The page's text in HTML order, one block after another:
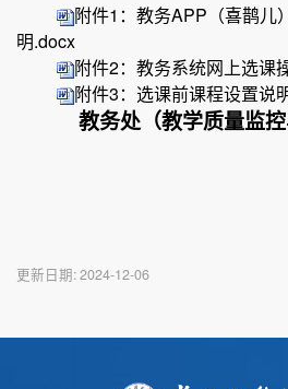
附件1：教务APP（喜鹊儿
明.docx
附件2：教务系统网上选课
附件3：选课前课程设置说
教务处（教学质量监
更新日期:2024-12-06